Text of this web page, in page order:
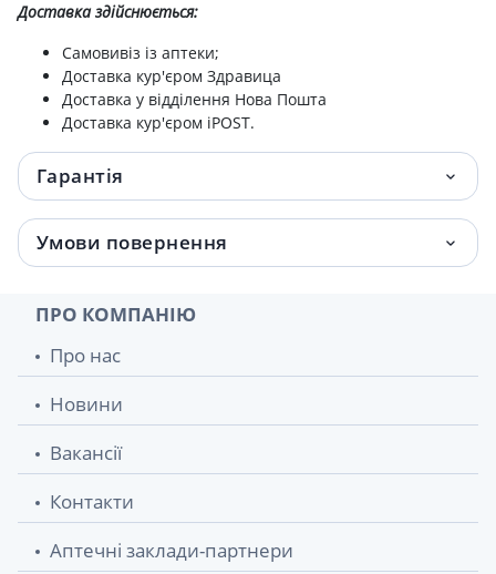
Доставка здійснюється:
Самовивіз із аптеки;
Доставка кур'єром Здравица
Доставка у відділення Нова Пошта
Доставка кур'єром iPOST.
Гарантія
Умови повернення
ПРО КОМПАНІЮ
Про нас
Новини
Вакансії
Контакти
Аптечні заклади-партнери